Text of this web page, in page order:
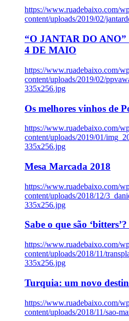
https://www.ruadebaixo.com/
content/uploads/2019/02/
“O JANTAR DO
4 DE MAIO
https://www.ruadebaixo.com/
content/uploads/2019/02/
335x256.jpg
Os melhores vinhos de
https://www.ruadebaixo.com/
content/uploads/2019/01/
335x256.jpg
Mesa Marcada 2018
https://www.ruadebaixo.com/
content/uploads/2018/12/
335x256.jpg
Sabe o que são
https://www.ruadebaixo.com/
content/uploads/2018/11/
335x256.jpg
Turquia: um novo
https://www.ruadebaixo.com/
content/uploads/2018/11/sao-